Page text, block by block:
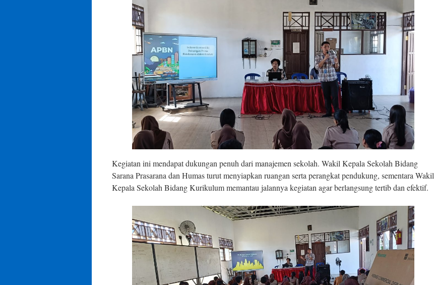
Kegiatan ini mendapat dukungan penuh dari manajemen sekolah. Wakil Kepala Sekolah Bidang
Sarana Prasarana dan Humas turut menyiapkan ruangan serta perangkat pendukung, sementara Wakil
Kepala Sekolah Bidang Kurikulum memantau jalannya kegiatan agar berlangsung tertib dan efektif.